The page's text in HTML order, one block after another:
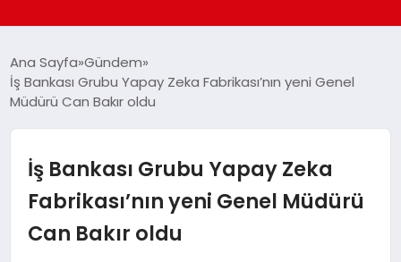
GÜNDEM
DÜNYA
EĞITIM
Ana Sayfa Gündem
İş Bankası Grubu Yapay Zeka Fabrikası’nın yeni Genel
Müdürü Can Bakır oldu
İş Bankası Grubu Yapay Zeka
Fabrikası’nın yeni Genel Müdürü
Can Bakır oldu